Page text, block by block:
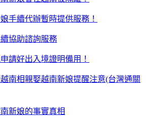
手續代辦暫時提供服務！
協助諮詢服務
請好出入境證明備用！
南相親娶越南新娘提醒注意(台灣通關
新娘的事實真相